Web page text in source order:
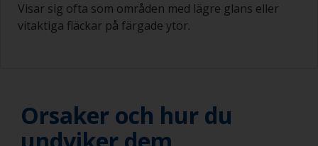
Visar sig ofta som områden med lägre glans eller
vitaktiga fläckar på färgade ytor.
Orsaker och hur du